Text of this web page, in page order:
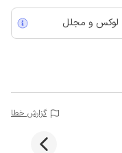
لوکس و مجلل
گزارش خطا